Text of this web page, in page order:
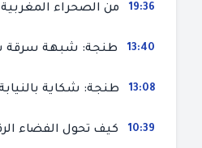
19:36
13:40
13:08
10:39